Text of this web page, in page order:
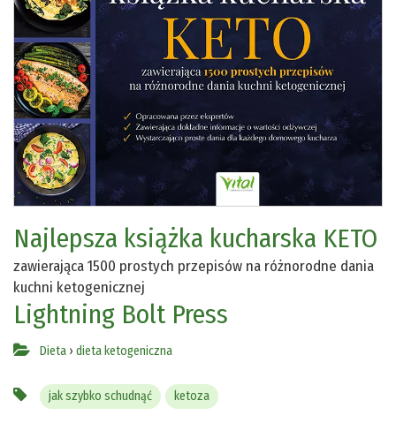
Najlepsza książka kucharska KETO
zawierająca 1500 prostych przepisów na różnorodne dania
kuchni ketogenicznej
Lightning Bolt Press
Dieta › dieta ketogeniczna
jak szybko schudnąć ketoza